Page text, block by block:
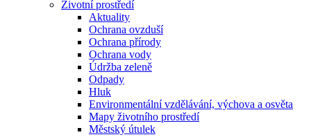
Životní prostředí
Aktuality
Ochrana ovzduší
Ochrana přírody
Ochrana vody
Údržba zeleně
Odpady
Hluk
Environmentální vzdělávání, výchova a osvěta
Mapy životního prostředí
Městský útulek